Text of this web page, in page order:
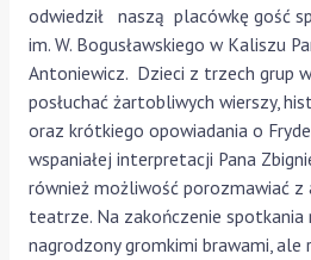
odwiedził naszą placówkę gość
im. W. Bogusławskiego w Kaliszu
Antoniewicz. Dzieci z trzech grup
posłuchać żartobliwych wierszy,
oraz krótkiego opowiadania o
wspaniałej interpretacji Pana
również możliwość porozmawiać
teatrze. Na zakończenie spotkania
nagrodzony gromkimi brawami, ale